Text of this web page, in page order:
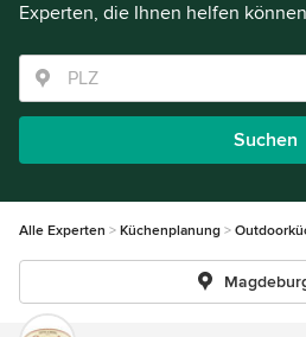
Experten, die Ihnen helfen
Suchen
Alle Experten Küchenplanung